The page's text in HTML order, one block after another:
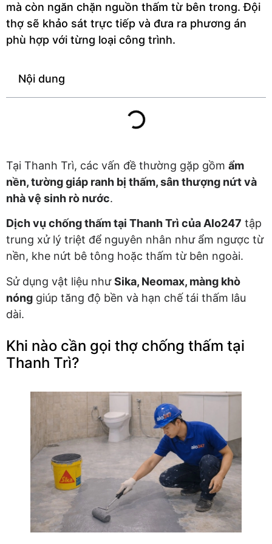
mà còn ngăn chặn nguồn thấm từ bên trong. Đội
thợ sẽ khảo sát trực tiếp và đưa ra phương án
phù hợp với từng loại công trình.
Nội dung
Tại Thanh Trì, các vấn đề thường gặp gồm ẩm
nền, tường giáp ranh bị thấm, sân thượng nứt và
nhà vệ sinh rò nước.
Dịch vụ chống thấm tại Thanh Trì của Alo247 tập
trung xử lý triệt để nguyên nhân như ẩm ngược từ
nền, khe nứt bê tông hoặc thấm từ bên ngoài.
Sử dụng vật liệu nhưSika, Neomax, màng khò
nóng giúp tăng độ bền và hạn chế tái thấm lâu
dài.
Khi nào cần gọi thợ chống thấm tại
Thanh Trì?